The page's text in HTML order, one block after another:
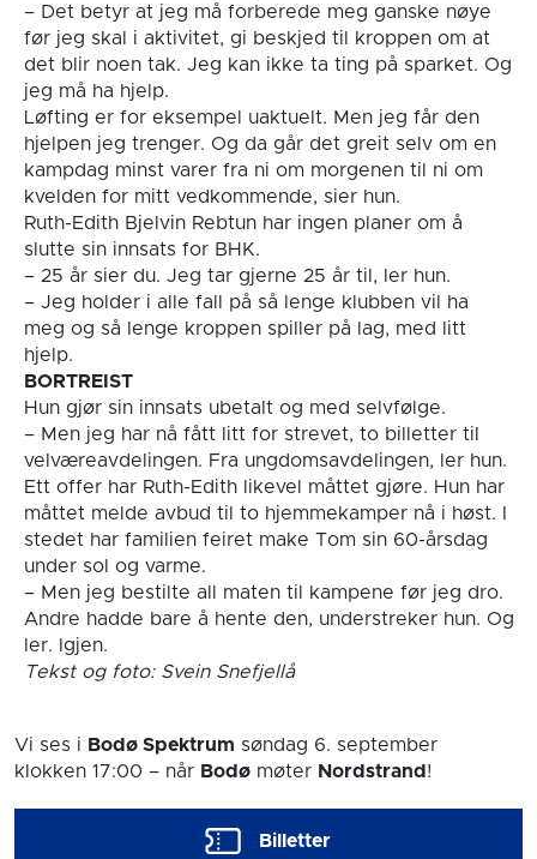
– Det betyr at jeg må forberede meg ganske nøye
før jeg skal i aktivitet, gi beskjed til kroppen om at
det blir noen tak. Jeg kan ikke ta ting på sparket. Og
jeg må ha hjelp.
Løfting er for eksempel uaktuelt. Men jeg får den
hjelpen jeg trenger. Og da går det greit selv om en
kampdag minst varer fra ni om morgenen til ni om
kvelden for mitt vedkommende, sier hun.
Ruth-Edith Bjelvin Rebtun har ingen planer om å
slutte sin innsats for BHK.
– 25 år sier du. Jeg tar gjerne 25 år til, ler hun.
– Jeg holder i alle fall på så lenge klubben vil ha
meg og så lenge kroppen spiller på lag, med litt
hjelp.
BORTREIST
Hun gjør sin innsats ubetalt og med selvfølge.
– Men jeg har nå fått litt for strevet, to billetter til
velværeavdelingen. Fra ungdomsavdelingen, ler hun.
Ett offer har Ruth-Edith likevel måttet gjøre. Hun har
måttet melde avbud til to hjemmekamper nå i høst. I
stedet har familien feiret make Tom sin 60-årsdag
under sol og varme.
– Men jeg bestilte all maten til kampene før jeg dro.
Andre hadde bare å hente den, understreker hun. Og
ler. Igjen.
Tekst og foto: Svein Snefjellå
Vi ses i Bodø Spektrum søndag 6. september
klokken 17:00 – når Bodø møter Nordstrand !
Billetter